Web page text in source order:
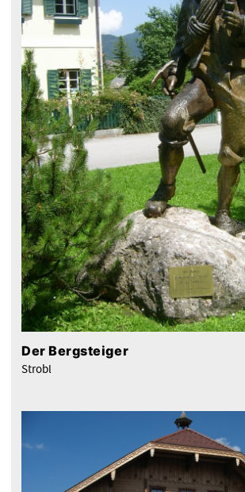
Der Bergsteiger
Strobl